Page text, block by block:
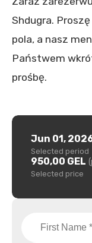
Shdugra.
pola, a nasz
Państwem
prośbę.
Jun 01,
Selected period
950,00 GEL
Selected price